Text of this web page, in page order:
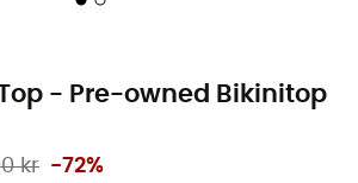
- Pre-owned Bikinitop
kr -72%